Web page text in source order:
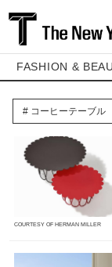
FASHION &
コーヒーテーブル
COURTESY OF HERMAN MILLER